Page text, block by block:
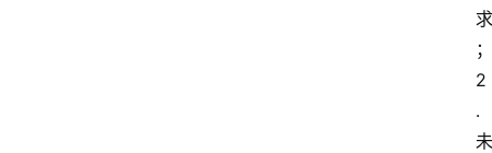
求
；
2
.
未